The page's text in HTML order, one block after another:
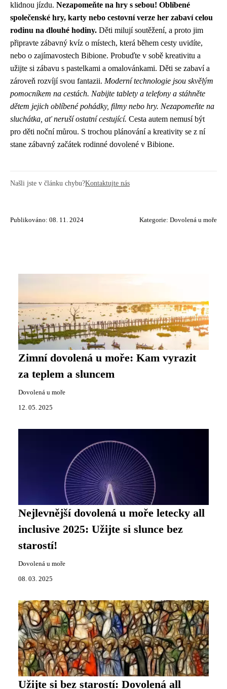
klidnou jízdu. Nezapomeňte na hry s sebou! Oblíbené
společenské hry, karty nebo cestovní verze her zabaví celou
rodinu na dlouhé hodiny. Děti milují soutěžení, a proto jim
připravte zábavný kvíz o místech, která během cesty uvidíte,
nebo o zajímavostech Bibione. Probuďte v sobě kreativitu a
užijte si zábavu s pastelkami a omalovánkami. Děti se zabaví a
zároveň rozvíjí svou fantazii. Moderní technologie jsou skvělým
pomocníkem na cestách. Nabijte tablety a telefony a stáhněte
dětem jejich oblíbené pohádky, filmy nebo hry. Nezapomeňte na
sluchátka, ať neruší ostatní cestující. Cesta autem nemusí být
pro děti noční můrou. S trochou plánování a kreativity se z ní
stane zábavný začátek rodinné dovolené v Bibione.
Našli jste v článku chybu?Kontaktujte nás
Publikováno: 08. 11. 2024 Kategorie: Dovolená u moře
Zimní dovolená u moře: Kam vyrazit
za teplem a sluncem
Dovolená u moře
12. 05. 2025
Nejlevnější dovolená u moře letecky all
inclusive 2025: Užijte si slunce bez
starostí!
Dovolená u moře
08. 03. 2025
Užijte si bez starostí: Dovolená all